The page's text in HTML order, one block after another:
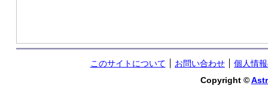
このサイトについて お問い合わせ
個人情
Copyright ©